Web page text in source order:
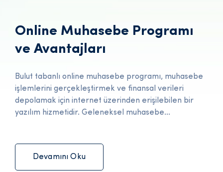
Online Muhasebe Programı
ve Avantajları
Bulut tabanlı online muhasebe programı, muhasebe
işlemlerini gerçekleştirmek ve finansal verileri
depolamak için internet üzerinden erişilebilen bir
yazılım hizmetidir. Geleneksel muhasebe...
Devamını Oku